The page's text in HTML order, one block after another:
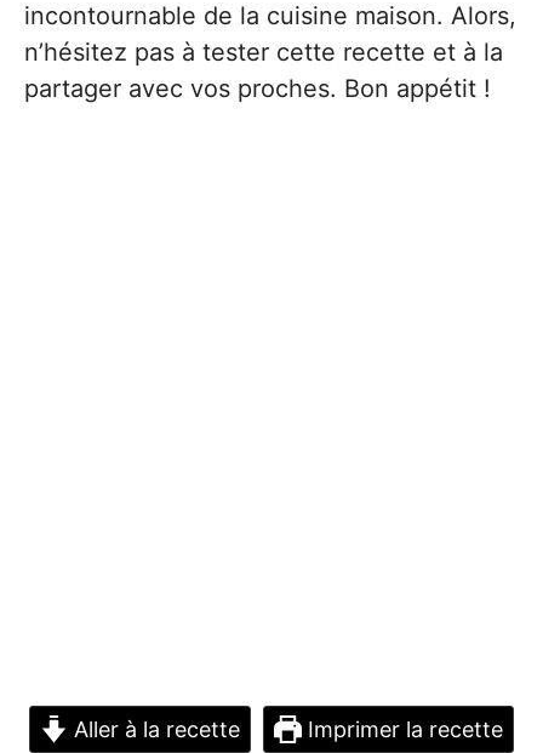
incontournable de la cuisine maison. Alors,
n’hésitez pas à tester cette recette et à la
partager avec vos proches. Bon appétit !
Aller à la recette Imprimer la recette